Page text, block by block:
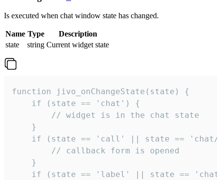
Is executed when chat window state has changed.
Name Type
Description
state
string Current widget state
function jivo_onChangeState(state) {
    if (state == 'chat') {
        // widget is in the chat state
    }
if (state == 'call' || state ==
        // callback form is opened
    }
if (state == 'label' || state ==